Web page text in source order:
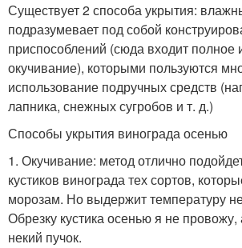
Существует 2 способа укрытия:
подразумевает под собой
приспособлений (сюда входит полное
окучивание), которыми пользуются
использование подручных средств
лапника, снежных сугробов и т. д.)
Способы укрытия винограда осенью
1. Окучивание: метод отлично
кустиков винограда тех сортов,
морозам. Но выдержит температуру
Обрезку кустика осенью я не
некий пучок.